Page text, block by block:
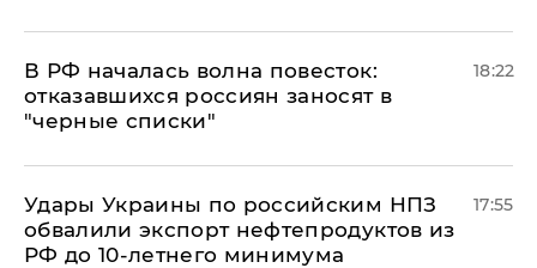
​В РФ началась волна повесток:
отказавшихся россиян заносят в
"черные списки"
18:22
Удары Украины по российским НПЗ
обвалили экспорт нефтепродуктов из
РФ до 10-летнего минимума
17:55